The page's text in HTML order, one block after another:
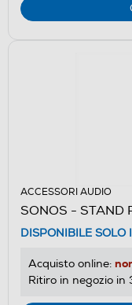
ACCESSORI AUDIO
SONOS - STAND
DISPONIBILE SOLO
Acquisto online:
Ritiro in negozio